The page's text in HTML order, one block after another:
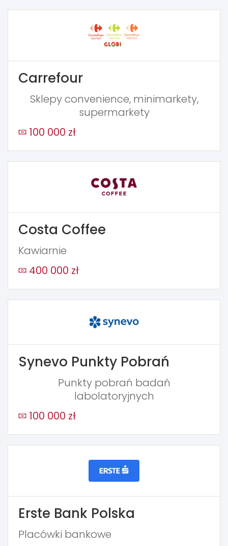
Carrefour
Sklepy convenience, minimarkety,
supermarkety
100 000 zł
Costa Coffee
Kawiarnie
400 000 zł
Synevo Punkty Pobrań
Punkty pobrań badań
labolatoryjnych
100 000 zł
Erste Bank Polska
Placówki bankowe